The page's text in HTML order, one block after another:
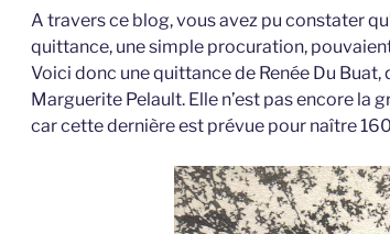
A travers ce blog, vous avez pu constater
quittance, une simple procuration,
Voici donc une quittance de Renée Du
Marguerite Pelault. Elle n’est pas encore la
car cette dernière est prévue pour naître